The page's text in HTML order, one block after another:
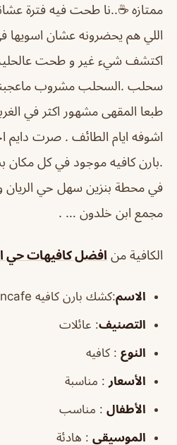
ممتازه ☕️..نا طحت فيه فترة
اللي هم يحضرونه عشان
اكتشف شيء غير و طحت
سحلب .السحلب مشروب
طبعا المقهى مشهور اكثر في
اشوفه ايام الطائف . صرت دايم
.بارن كافيه موجود في كل مكان
في محطة بنزين سهل حي الريان
مجمع ابن خلدون … .
الكافية من افضل كافيهات حي
الاسم:كشك بارن كافيه Barncafe
التصنيف: عائلات
النوع : كافيه
الأسعار : مناسبة
الأطفال : مناسب
الموسيقى : هادئة